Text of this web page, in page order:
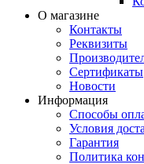
О магазине
Контакты
Реквизиты
Сертификаты
Новости
Информация
Способы
Условия
Гарантия
Политика